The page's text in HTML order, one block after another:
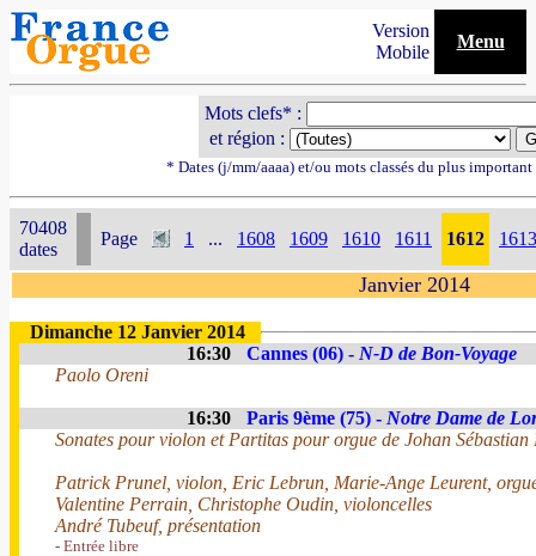
Version
Mobile
Menu
Mots clefs* :
et région :
* Dates (j/mm/aaaa) et/ou mots classés du plus
70408
dates
Page 1 ... 1608 1609 1610 1611 1612 1613
Janvier 2014
Dimanche 12 Janvier 2014
16:30
Cannes (06) - N-D de Bon-Voyage
Paolo Oreni
16:30 Paris 9ème (75) - Notre Dame de
Sonates pour violon et Partitas pour orgue de Johan Sébastian
Patrick Prunel, violon, Eric Lebrun, Marie-Ange Leurent,
Valentine Perrain, Christophe Oudin, violoncelles
André Tubeuf, présentation
- Entrée libre